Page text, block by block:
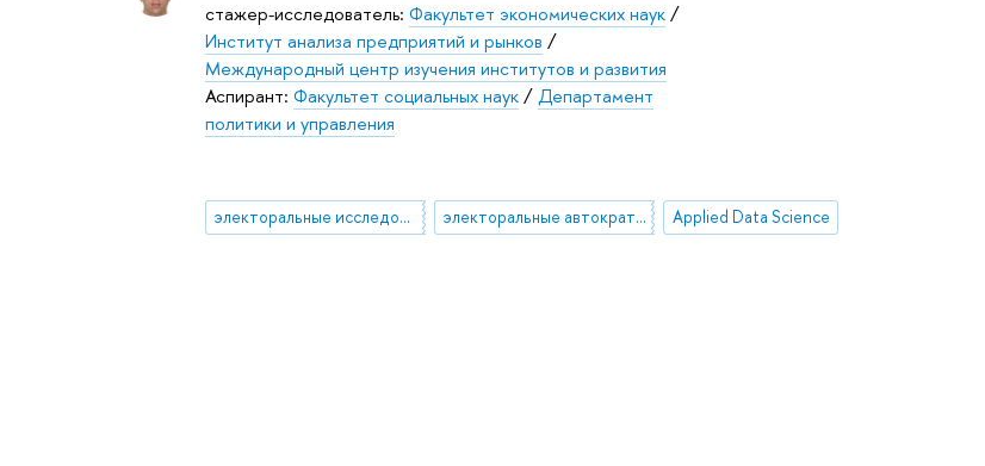
стажер-исследователь: Факультет экономических наук/
Институт анализа предприятий и рынков /
Международный центр изучения институтов и развития
Аспирант: Факультет социальных наук/Департамент
политики и управления
электоральные исследования электоральные автократии Applied Data Science